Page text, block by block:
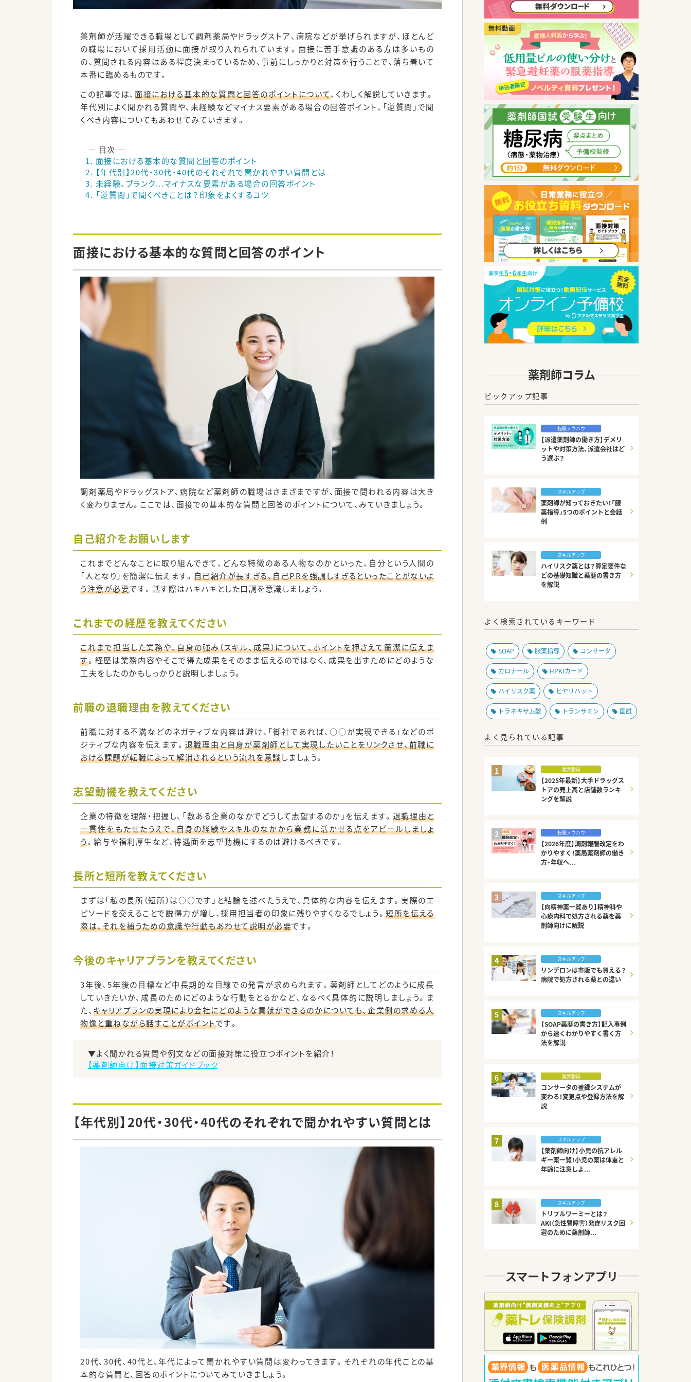
薬剤師が活躍できる職場として調剤薬局やドラッグストア、病院などが挙げられますが、ほとんど
の職場において採用活動に面接が取り入れられています。面接に苦手意識のある方は多いもの
の、質問される内容はある程度決まっているため、事前にしっかりと対策を行うことで、落ち着いて
本番に臨めるものです。
この記事では、面接における基本的な質問と回答のポイントについて、くわしく解説していきます。
年代別によく聞かれる質問や、未経験などマイナス要素がある場合の回答ポイント、「逆質問」で聞
くべき内容についてもあわせてみていきます。
面接における基本的な質問と回答のポイント
【年代別】20代・30代・40代のそれぞれで聞かれやすい質問とは
未経験、ブランク...マイナスな要素がある場合の回答ポイント
「逆質問」で聞くべきことは？印象をよくするコツ
面接における基本的な質問と回答のポイント
調剤薬局やドラッグストア、病院など薬剤師の職場はさまざまですが、面接で問われる内容は大き
く変わりません。ここでは、面接での基本的な質問と回答のポイントについて、みていきましょう。
自己紹介をお願いします
これまでどんなことに取り組んできて、どんな特徴のある人物なのかといった、自分という人間の
「人となり」を簡潔に伝えます。 自己紹介が長すぎる、自己PRを強調しすぎるといったことがないよ
う注意が必要です。話す際はハキハキとした口調を意識しましょう。
これまでの経歴を教えてください
これまで担当した業務や、自身の強み（スキル、成果）について、ポイントを押さえて簡潔に伝えま
す。経歴は業務内容やそこで得た成果をそのまま伝えるのではなく、成果を出すためにどのような
工夫をしたのかもしっかりと説明しましょう。
前職の退職理由を教えてください
前職に対する不満などのネガティブな内容は避け、「御社であれば、○○が実現できる」などのポ
ジティブな内容を伝えます。 退職理由と自身が薬剤師として実現したいことをリンクさせ、前職に
おける課題が転職によって解消されるという流れを意識しましょう。
志望動機を教えてください
企業の特徴を理解・把握し、「数ある企業のなかでどうして志望するのか」を伝えます。 退職理由と
一貫性をもたせたうえで、自身の経験やスキルのなかから業務に活かせる点をアピールしましょ
う。給与や福利厚生など、待遇面を志望動機にするのは避けるべきです。
長所と短所を教えてください
まずは「私の長所（短所）は○○です」と結論を述べたうえで、具体的な内容を伝えます。実際のエ
ピソードを交えることで説得力が増し、採用担当者の印象に残りやすくなるでしょう。短所を伝える
際は、それを補うための意識や行動もあわせて説明が必要です。
今後のキャリアプランを教えてください
3年後、5年後の目標など中長期的な目線での発言が求められます。薬剤師としてどのように成長
していきたいか、成長のためにどのような行動をとるかなど、なるべく具体的に説明しましょう。ま
た、 キャリアプランの実現により会社にどのような貢献ができるのかについても、企業側の求める人
物像と重ねながら話すことがポイントです。
▼よく聞かれる質問や例文などの面接対策に役立つポイントを紹介！
【薬剤師向け】面接対策ガイドブック
【年代別】20代・30代・40代のそれぞれで聞かれやすい質問とは
20代、30代、40代と、年代によって聞かれやすい質問は変わってきます。それぞれの年代ごとの基
本的な質問と、回答のポイントについてみていきましょう。
薬剤師コラム
ピックアップ記事
転職ノウハウ
【派遣薬剤師の働き方】デメリ
ットや対策方法、派遣会社はど
う選ぶ？
スキルアップ
薬剤師が知っておきたい！「服
薬指導」5つのポイントと会話
例
スキルアップ
ハイリスク薬とは？算定要件な
どの基礎知識と薬歴の書き方
を解説
よく検索されているキーワード
SOAP 服薬指導 コンサータ
カロナール HPKIカード
ハイリスク薬 ヒヤリハット
トラネキサム酸 トランサミン 国試
よく見られている記事
1 業界動向
【2025年最新】大手ドラッグス
トアの売上高と店舗数ランキ
ングを解説
2 転職ノウハウ
【2026年度】調剤報酬改定をわ
かりやすく！薬局薬剤師の働き
方・年収へ...
3 スキルアップ
【向精神薬一覧あり】精神科や
心療内科で処方される薬を薬
剤師向けに解説
4 スキルアップ
リンデロンは市販でも買える？
病院で処方される薬との違い
5 スキルアップ
【SOAP薬歴の書き方】記入事例
から速くわかりやすく書く方
法を解説
6 業界動向
コンサータの登録システムが
変わる！変更点や登録方法を解
説
7 スキルアップ
【薬剤師向け】小児の抗アレル
ギー薬一覧！小児の薬は体重と
年齢に注意しよ...
8 スキルアップ
トリプルワーミーとは？
AKI（急性腎障害）発症リスク回
避のために薬剤師...
スマートフォンアプリ